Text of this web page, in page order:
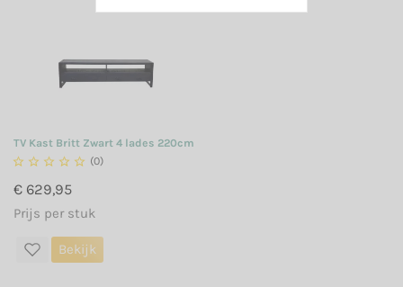
TV Kast Britt Zwart 4 lades 220cm
     (0)
€ 629,95
Prijs per stuk
Bekijk